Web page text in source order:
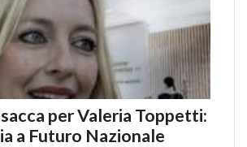
per Valeria Toppetti:
a Futuro Nazionale